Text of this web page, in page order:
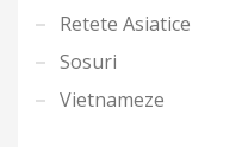
Retete Asiatice
Sosuri
Vietnameze